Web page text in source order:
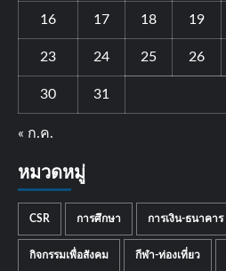
16 17 18 19
23 24 25 26
30 31
« ก.ค.
หมวดหมู่
CSR การศึกษา การเงิน-ธนาคาร
กิจกรรมเพื่อสังคม กีฬา-ท่องเที่ยว